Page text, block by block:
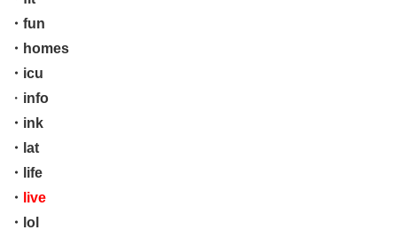
・fun
・homes
・icu
・ info
・ink
・lat
・life
・ live
・lol